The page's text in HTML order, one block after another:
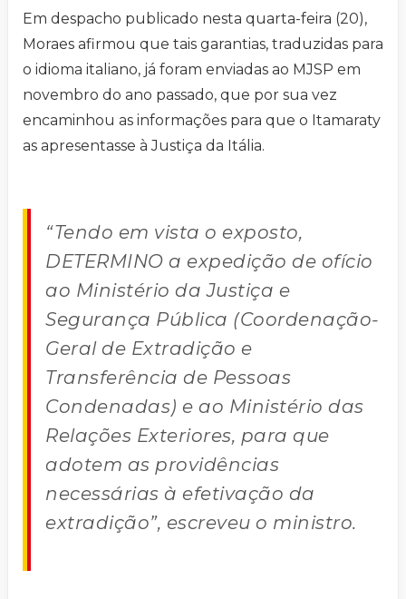
Em despacho publicado nesta quarta-feira (20),
Moraes afirmou que tais garantias, traduzidas para
o idioma italiano, já foram enviadas ao MJSP em
novembro do ano passado, que por sua vez
encaminhou as informações para que o Itamaraty
as apresentasse à Justiça da Itália.
“Tendo em vista o exposto,
DETERMINO a expedição de ofício
ao Ministério da Justiça e
Segurança Pública (Coordenação-
Geral de Extradição e
Transferência de Pessoas
Condenadas) e ao Ministério das
Relações Exteriores, para que
adotem as providências
necessárias à efetivação da
extradição”, escreveu o ministro.